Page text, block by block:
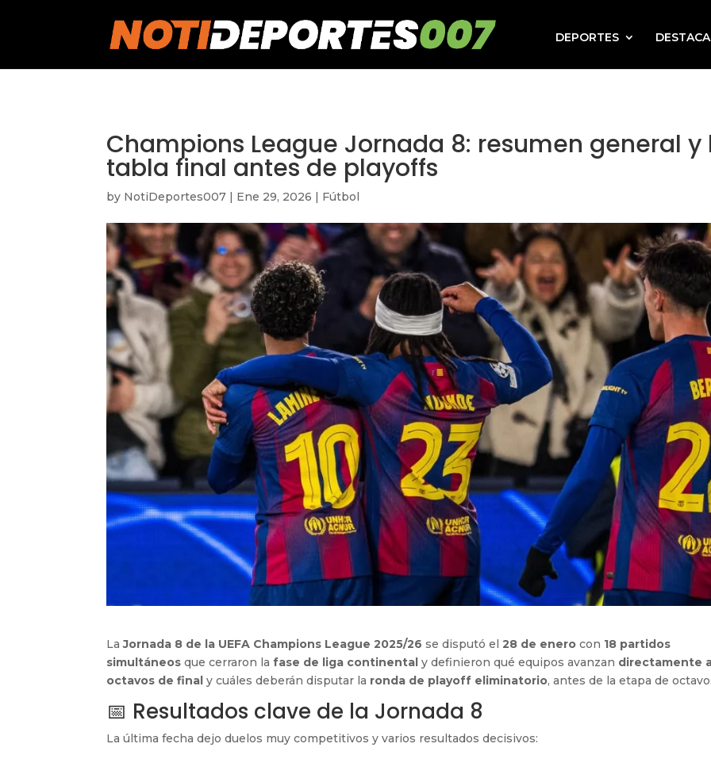
DEPORTES
Champions League Jornada 8: resumen general y
tabla final antes de playoffs
by NotiDeportes007 | Ene 29, 2026 | Fútbol
LaJornada 8 de la UEFA Champions League 2025/26 se disputó el28 de enero con 18 partidos
simultáneos que cerraron lafase de liga continental y definieron qué equipos avanzan directamente
octavos de final y cuáles deberán disputar la ronda de playoff eliminatorio, antes de la etapa de
📅 Resultados clave de la Jornada 8
La última fecha dejo duelos muy competitivos y varios resultados decisivos: